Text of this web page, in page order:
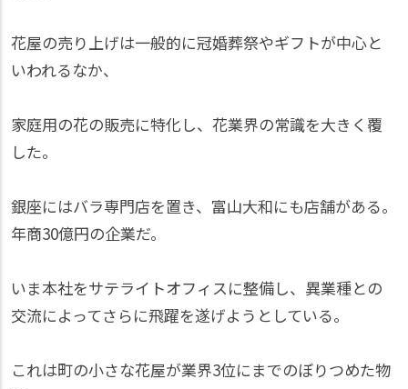
花屋の売り上げは一般的に冠婚葬祭やギフトが中心と
いわれるなか、
家庭用の花の販売に特化し、花業界の常識を大きく覆
した。
銀座にはバラ専門店を置き、富山大和にも店舗がある。
年商30億円の企業だ。
いま本社をサテライトオフィスに整備し、異業種との
交流によってさらに飛躍を遂げようとしている。
これは町の小さな花屋が業界3位にまでのぼりつめた物